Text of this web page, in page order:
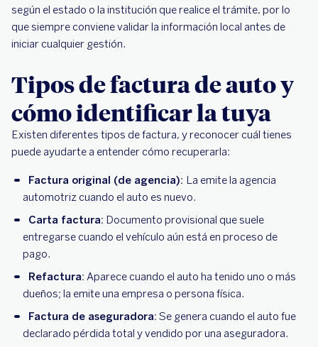
según el estado o la institución que realice el trámite, por lo
que siempre conviene validar la información local antes de
iniciar cualquier gestión.
Tipos de factura de auto y
cómo identificar la tuya
Existen diferentes tipos de factura, y reconocer cuál tienes
puede ayudarte a entender cómo recuperarla:
Factura original (de agencia): La emite la agencia
automotriz cuando el auto es nuevo.
Carta factura: Documento provisional que suele
entregarse cuando el vehículo aún está en proceso de
pago.
Refactura: Aparece cuando el auto ha tenido uno o más
dueños; la emite una empresa o persona física.
Factura de aseguradora: Se genera cuando el auto fue
declarado pérdida total y vendido por una aseguradora.